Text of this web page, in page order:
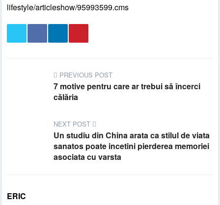
lifestyle/articleshow/95993599.cms
PREVIOUS POST
7 motive pentru care ar trebui să încerci
călăria
NEXT POST
Un studiu din China arata ca stilul de viata
sanatos poate incetini pierderea memoriei
asociata cu varsta
ERIC